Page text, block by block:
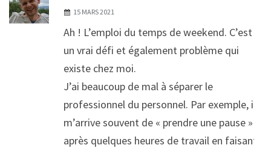
15 MARS 2021
Ah ! L’emploi du temps de weekend. C’est
un vrai défi et également problème qui
existe chez moi.
J’ai beaucoup de mal à séparer le
professionnel du personnel. Par exemple, il
m’arrive souvent de « prendre une pause »
après quelques heures de travail en faisant